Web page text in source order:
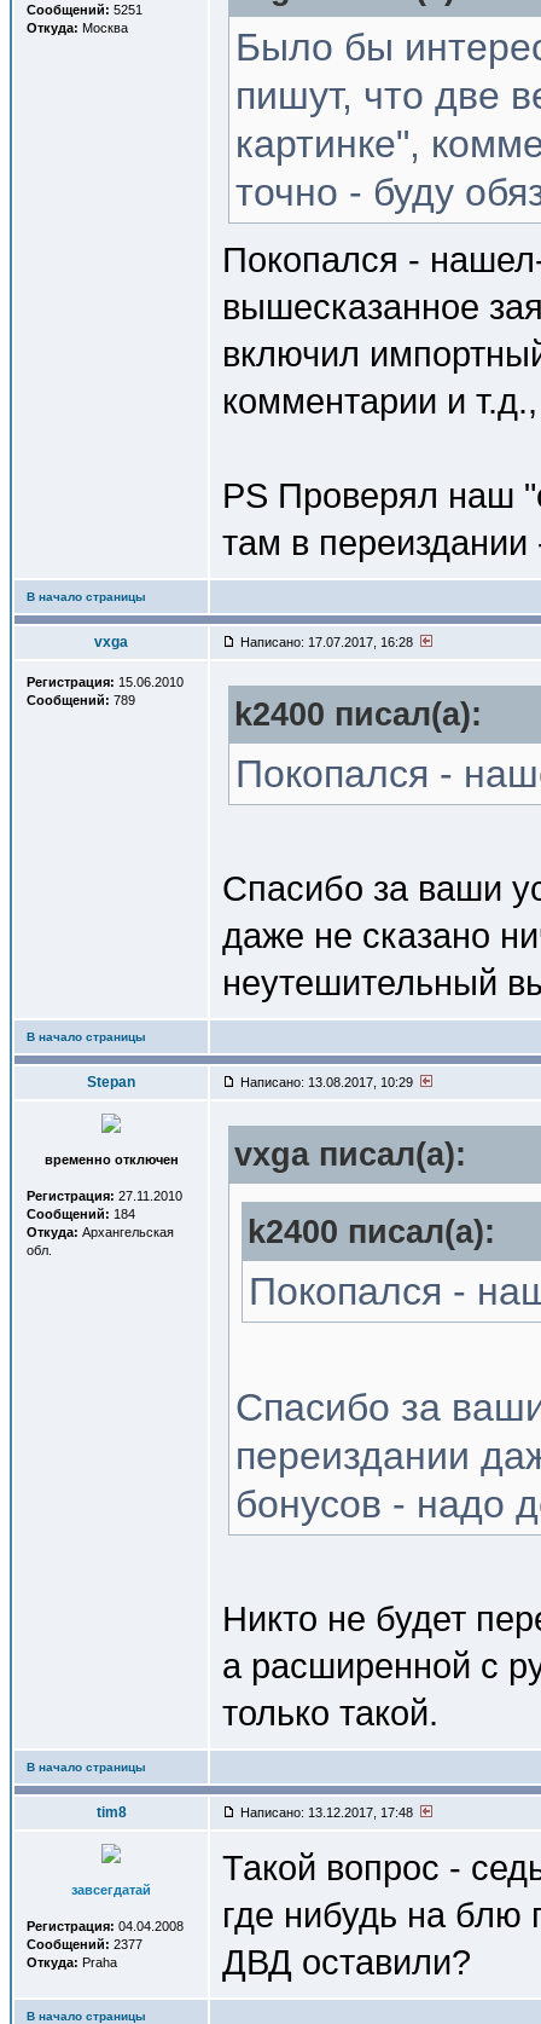
Сообщений: 5251
Откуда: Москва
Было бы
пишут, что две
картинке",
точно - буду
Покопался -
вышесказанное
включил
комментарии и т.д.,
PS Проверял наш
там в переиздании
В начало страницы
vxga Написано: 17.07.2017, 16:28
Регистрация: 15.06.2010
Сообщений: 789 k2400 писал(a):
Покопался -
Спасибо за ваши
даже не сказано
неутешительный
В начало страницы
Stepan Написано: 13.08.2017, 10:29
временно отключен
Регистрация: 27.11.2010
Сообщений: 184
Откуда: Архангельская
обл.
vxga писал(a):
k2400 писал(a):
Покопался -
Спасибо за
переиздании
бонусов - надо
Никто не будет
а расширенной с
только такой.
В начало страницы
tim8 Написано: 13.12.2017, 17:48
завсегдатай
Регистрация: 04.04.2008
Сообщений: 2377
Откуда: Praha
Такой вопрос -
где нибудь на блю
ДВД оставили?
В начало страницы